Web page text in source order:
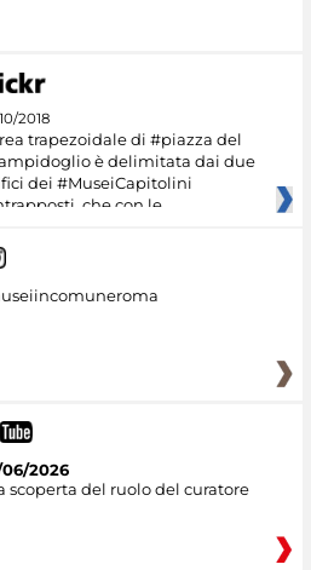
2018
trapezoidale di #piazza del
è delimitata dai due
dei #MuseiCapitolini
che con le
2026
scoperta del ruolo del curatore